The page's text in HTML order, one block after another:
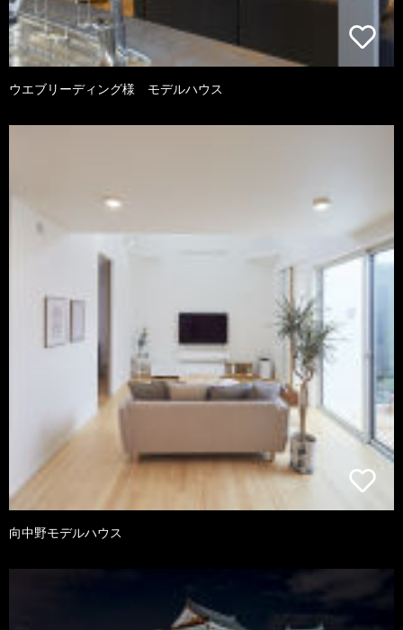
ウエブリーディング様 モデルハウス
向中野モデルハウス